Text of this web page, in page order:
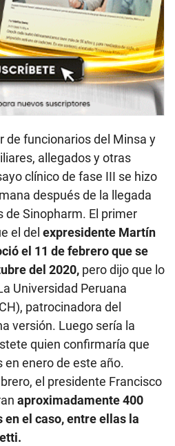
de funcionarios del Minsa y
allegados y otras
clínico de fase III se hizo
después de la llegada
de Sinopharm. El primer
el del expresidente Martín
el 11 de febrero que se
del 2020, pero dijo que lo
Universidad Peruana
patrocinadora del
versión. Luego sería la
quien confirmaría que
en enero de este año.
el presidente Francisco
aproximadamente 400
el caso, entre ellas la